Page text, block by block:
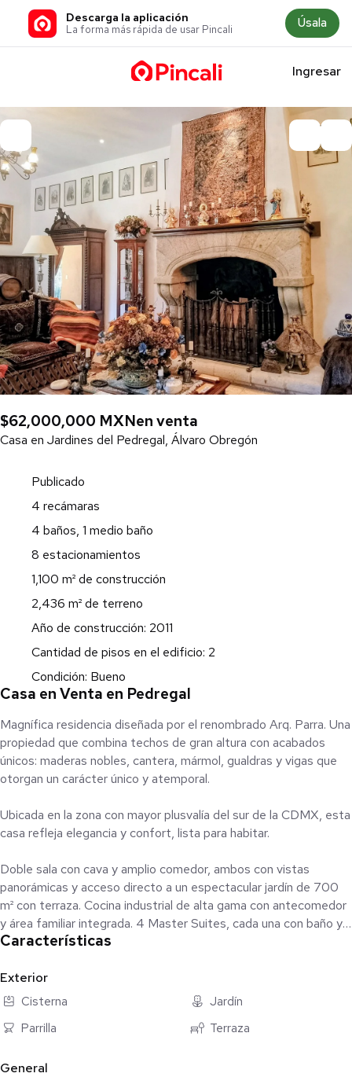
Descarga la aplicación
La forma más rápida de usar Pincali Úsala
Ingresar
$62,000,000 MXNen venta
Casa en Jardines del Pedregal, Álvaro Obregón
Publicado
4 recámaras
4 baños, 1 medio baño
8 estacionamientos
1,100 m² de construcción
2,436 m² de terreno
Año de construcción: 2011
Cantidad de pisos en el edificio: 2
Condición: Bueno
Casa en Venta en Pedregal
Magnífica residencia diseñada por el renombrado Arq. Parra. Una
propiedad que combina techos de gran altura con acabados
únicos: maderas nobles, cantera, mármol, gualdras y vigas que
otorgan un carácter único y atemporal.
Ubicada en la zona con mayor plusvalía del sur de la CDMX, esta
casa refleja elegancia y confort, lista para habitar.
Doble sala con cava y amplio comedor, ambos con vistas
panorámicas y acceso directo a un espectacular jardín de 700
m² con terraza. Cocina industrial de alta gama con antecomedor
y área familiar integrada. 4 Master Suites, cada una con baño y
vestidor (la principal incluye jacuzzi de lujo). Salón de fiestas con
vapor y cancha de pádel. Sistema de aire acondicionado,
calefacción hidrónica y paneles solares. Gran pérgola con
Cuenta además con un departamento independiente con 2
Estacionamiento para 8 autos (4 cubiertos y 4 descubiertos),
Características
Exterior
Cisterna
Jardín
Parrilla
Terraza
General